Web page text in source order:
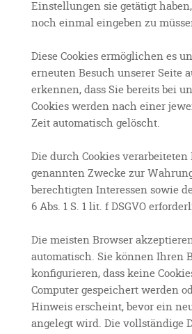
Einstellungen sie getätigt
noch einmal eingeben zu
Diese Cookies ermöglichen es
erneuten Besuch unserer Seite
erkennen, dass Sie bereits bei
Cookies werden nach einer
Zeit automatisch gelöscht.
Die durch Cookies
genannten Zwecke zur
berechtigten Interessen sowie
6 Abs. 1 S. 1 lit. f DSGVO
Die meisten Browser
automatisch. Sie können Ihren
konfigurieren, dass keine
Computer gespeichert werden
Hinweis erscheint, bevor ein
angelegt wird. Die vollständige